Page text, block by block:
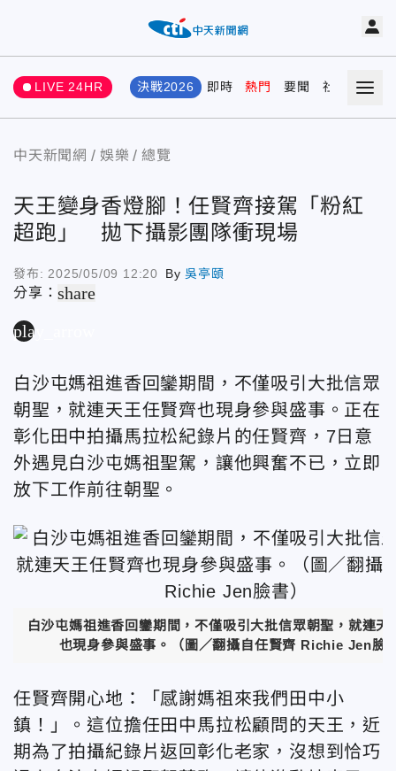
LIVE 24HR 決戰2026 即時 熱門 要聞 社會 娛樂
中天新聞網 娛樂 總覽
天王變身香燈腳！任賢齊接駕「粉紅
超跑」 拋下攝影團隊衝現場
發布: 2025/05/09 12:20 By吳亭頤
分享：share
play_arrow
白沙屯媽祖進香回鑾期間，不僅吸引大批信眾
朝聖，就連天王任賢齊也現身參與盛事。正在
彰化田中拍攝馬拉松紀錄片的任賢齊，7日意
外遇見白沙屯媽祖聖駕，讓他興奮不已，立即
放下工作前往朝聖。
白沙屯媽祖進香回鑾期間，不僅吸引大批信眾朝聖，就連天
也現身參與盛事。（圖／翻攝自任賢齊 Richie Jen臉
任賢齊開心地：「感謝媽祖來我們田中小
鎮！」。這位擔任田中馬拉松顧問的天王，近
期為了拍攝紀錄片返回彰化老家，沒想到恰巧